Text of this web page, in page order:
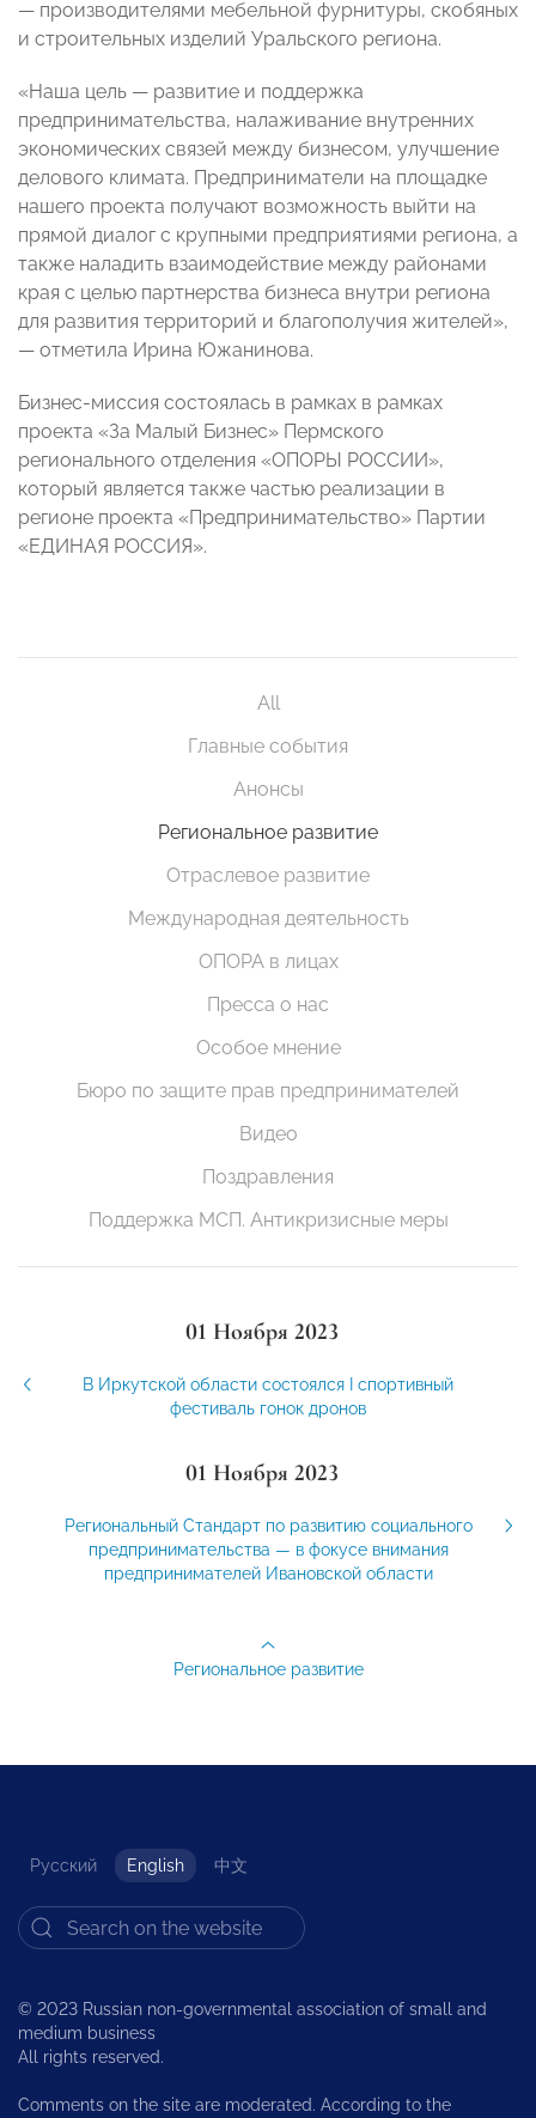
— производителями мебельной фурнитуры, скобяных
и строительных изделий Уральского региона.
«Наша цель — развитие и поддержка
предпринимательства, налаживание внутренних
экономических связей между бизнесом, улучшение
делового климата. Предприниматели на площадке
нашего проекта получают возможность выйти на
прямой диалог с крупными предприятиями региона, а
также наладить взаимодействие между районами
края с целью партнерства бизнеса внутри региона
для развития территорий и благополучия жителей»,
— отметила Ирина Южанинова.
Бизнес-миссия состоялась в рамках в рамках
проекта «За Малый Бизнес» Пермского
регионального отделения «ОПОРЫ РОССИИ»,
который является также частью реализации в
регионе проекта «Предпринимательство» Партии
«ЕДИНАЯ РОССИЯ».
All
Главные события
Анонсы
Региональное развитие
Отраслевое развитие
Международная деятельность
ОПОРА в лицах
Пресса о нас
Особое мнение
Бюро по защите прав предпринимателей
Видео
Поздравления
Поддержка МСП. Антикризисные меры
01 Ноября 2023
В Иркутской области состоялся I спортивный
фестиваль гонок дронов
01 Ноября 2023
Региональный Стандарт по развитию социального
предпринимательства — в фокусе внимания
предпринимателей Ивановской области
Региональное развитие
Русский English 中文
© 2023 Russian non-governmental association of small and
medium business
All rights reserved.
Comments on the site are moderated. According to the